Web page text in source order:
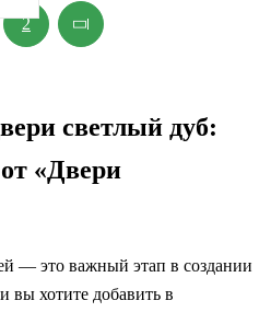
2
светлый дуб:
«Двери
— это важный этап в создании
вы хотите добавить в